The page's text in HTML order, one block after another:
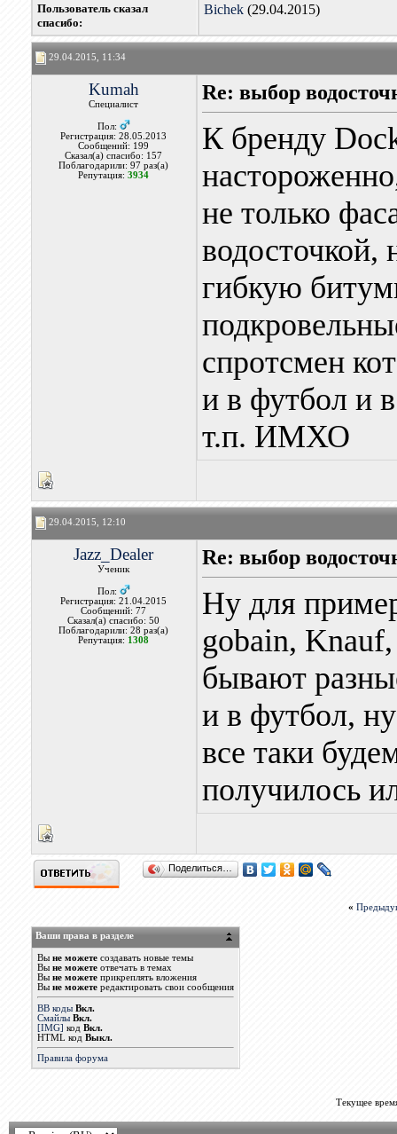
Пользователь сказал
cпасибо:
Bichek(29.04.2015)
29.04.2015, 11:34
Kumah
Специалист
Пол:
Регистрация: 28.05.2013
Сообщений: 199
Сказал(а) спасибо: 157
Поблагодарили: 97 раз(а)
Репутация:3934
Re: выбор
К бренду
не только
водосточкой,
гибкую
спротсмен
и в футбол и
т.п. ИМХО
29.04.2015, 12:10
Jazz_Dealer
Ученик
Пол:
Регистрация: 21.04.2015
Сообщений: 77
Сказал(а) спасибо: 50
Поблагодарили: 28 раз(а)
Репутация: 1308
Re: выбор
Ну для
gobain,
бывают
и в футбол,
все таки
получилось
Поделиться…
«
Ваши права в разделе
Вы не можетесоздавать новые темы
Вы не можетеотвечать в темах
Вы не можетеприкреплять вложения
Вы не можетередактировать свои сообщения
BB коды Вкл.
Смайлы Вкл.
[IMG] код Вкл.
HTML код Выкл.
Правила форума
Текущее